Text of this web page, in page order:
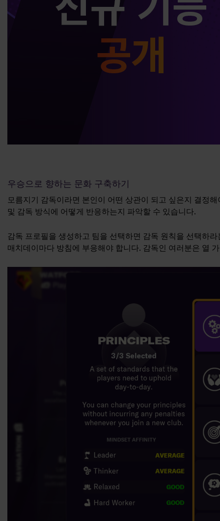
우승으로 향하는 문화 구축하기
모름지기 감독이라면 본인이 어떤 상관이 되고 싶은지 결정
및 감독 방식에 어떻게 반응하는지 파악할 수 있습니다.
감독 프로필을 생성하고 팀을 선택하면 감독 원칙을 선택하
매치데이마다 방침에 부응해야 합니다. 감독인 여러분은 열